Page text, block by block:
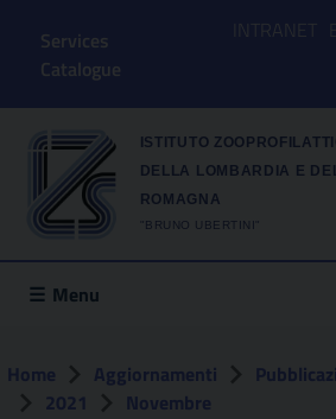
Services
Catalogue
INTRANET
ISTITUTO
DELLA LOMBARDIA E
ROMAGNA
"BRUNO UBERTINI"
Menu
Home Aggiornamenti
2021
Novembre